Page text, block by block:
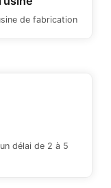
de fabrication
délai de 2 à 5